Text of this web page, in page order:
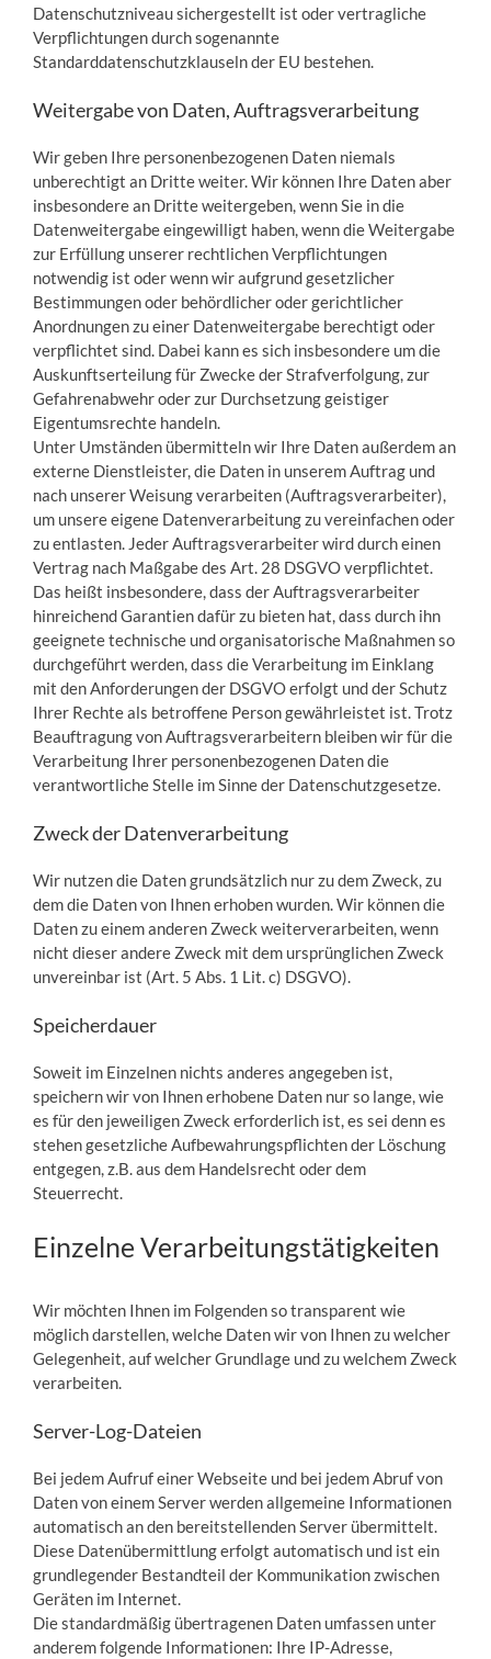
Datenschutzniveau sichergestellt ist oder vertragliche
Verpflichtungen durch sogenannte
Standarddatenschutzklauseln der EU bestehen.
Weitergabe von Daten, Auftragsverarbeitung
Wir geben Ihre personenbezogenen Daten niemals
unberechtigt an Dritte weiter. Wir können Ihre Daten aber
insbesondere an Dritte weitergeben, wenn Sie in die
Datenweitergabe eingewilligt haben, wenn die Weitergabe
zur Erfüllung unserer rechtlichen Verpflichtungen
notwendig ist oder wenn wir aufgrund gesetzlicher
Bestimmungen oder behördlicher oder gerichtlicher
Anordnungen zu einer Datenweitergabe berechtigt oder
verpflichtet sind. Dabei kann es sich insbesondere um die
Auskunftserteilung für Zwecke der Strafverfolgung, zur
Gefahrenabwehr oder zur Durchsetzung geistiger
Eigentumsrechte handeln.
Unter Umständen übermitteln wir Ihre Daten außerdem an
externe Dienstleister, die Daten in unserem Auftrag und
nach unserer Weisung verarbeiten (Auftragsverarbeiter),
um unsere eigene Datenverarbeitung zu vereinfachen oder
zu entlasten. Jeder Auftragsverarbeiter wird durch einen
Vertrag nach Maßgabe des Art. 28 DSGVO verpflichtet.
Das heißt insbesondere, dass der Auftragsverarbeiter
hinreichend Garantien dafür zu bieten hat, dass durch ihn
geeignete technische und organisatorische Maßnahmen so
durchgeführt werden, dass die Verarbeitung im Einklang
mit den Anforderungen der DSGVO erfolgt und der Schutz
Ihrer Rechte als betroffene Person gewährleistet ist. Trotz
Beauftragung von Auftragsverarbeitern bleiben wir für die
Verarbeitung Ihrer personenbezogenen Daten die
verantwortliche Stelle im Sinne der Datenschutzgesetze.
Zweck der Datenverarbeitung
Wir nutzen die Daten grundsätzlich nur zu dem Zweck, zu
dem die Daten von Ihnen erhoben wurden. Wir können die
Daten zu einem anderen Zweck weiterverarbeiten, wenn
nicht dieser andere Zweck mit dem ursprünglichen Zweck
unvereinbar ist (Art. 5 Abs. 1 Lit. c) DSGVO).
Speicherdauer
Soweit im Einzelnen nichts anderes angegeben ist,
speichern wir von Ihnen erhobene Daten nur so lange, wie
es für den jeweiligen Zweck erforderlich ist, es sei denn es
stehen gesetzliche Aufbewahrungspflichten der Löschung
entgegen, z.B. aus dem Handelsrecht oder dem
Steuerrecht.
Einzelne Verarbeitungstätigkeiten
Wir möchten Ihnen im Folgenden so transparent wie
möglich darstellen, welche Daten wir von Ihnen zu welcher
Gelegenheit, auf welcher Grundlage und zu welchem Zweck
verarbeiten.
Server-Log-Dateien
Bei jedem Aufruf einer Webseite und bei jedem Abruf von
Daten von einem Server werden allgemeine Informationen
automatisch an den bereitstellenden Server übermittelt.
Diese Datenübermittlung erfolgt automatisch und ist ein
grundlegender Bestandteil der Kommunikation zwischen
Geräten im Internet.
Die standardmäßig übertragenen Daten umfassen unter
anderem folgende Informationen: Ihre IP-Adresse,